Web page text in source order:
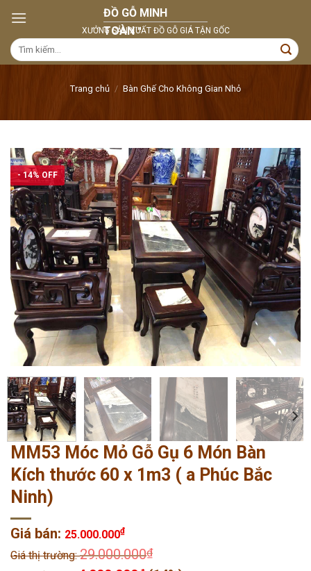
content
Tìm
kiếm:
Trang chủ / Bàn Ghế Cho Không Gian Nhỏ
- 14% OFF
MM53 Móc Mỏ Gỗ Gụ 6 Món Bàn
Kích thước 60 x 1m3 ( a Phúc Bắc
Ninh)
Giá bán: 25.000.000₫
Giá thị trường:29.000.000₫